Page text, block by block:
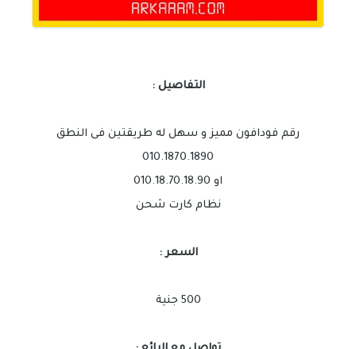
التفاصيل :
رقم فودافون مميز و سهل له طريقتين فى النطق
010.1870.1890
او 010.18.70.18.90
نظام كارت شحن
السعر :
500 جنية